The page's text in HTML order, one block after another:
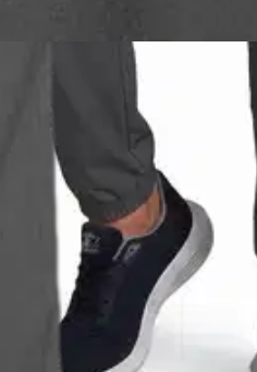
CMP5071